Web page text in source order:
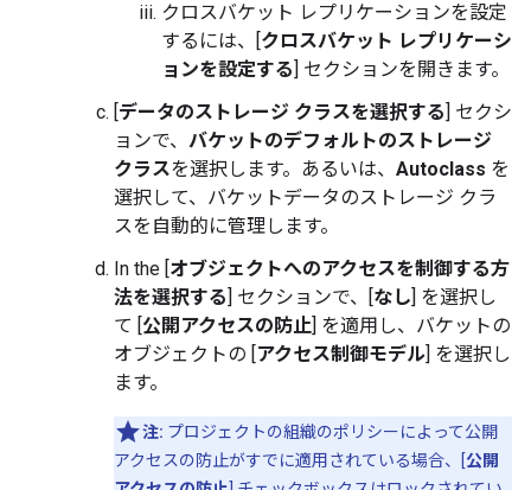
クロスバケット レプリケーションを設定
するには、[クロスバケット レプリケーシ
ョンを設定する] セクションを開きます。
[データのストレージ クラスを選択する] セクシ
ョンで、 バケットのデフォルトのストレージ
クラスを選択します。あるいは、 Autoclass を
選択して、バケットデータのストレージ クラ
スを自動的に管理します。
In the [オブジェクトへのアクセスを制御する方
法を選択する] セクションで、[なし] を選択し
て [公開アクセスの防止] を適用し、バケットの
オブジェクトの [アクセス制御モデル] を選択し
ます。
注: プロジェクトの組織のポリシーによって公開
アクセスの防止がすでに適用されている場合、[公開